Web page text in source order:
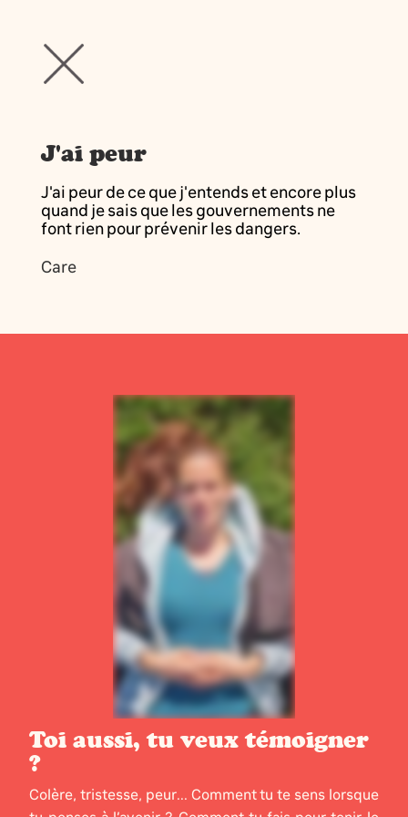
J'ai peur
J'ai peur de ce que j'entends et encore plus
quand je sais que les gouvernements ne
font rien pour prévenir les dangers.
Care
Toi aussi, tu veux témoigner
?
Colère, tristesse, peur... Comment tu te sens lorsque